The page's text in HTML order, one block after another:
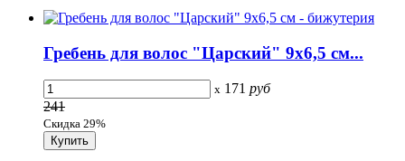
Гребень для волос "Царский" 9x6,5 см...
x 171 руб
241
Скидка 29%